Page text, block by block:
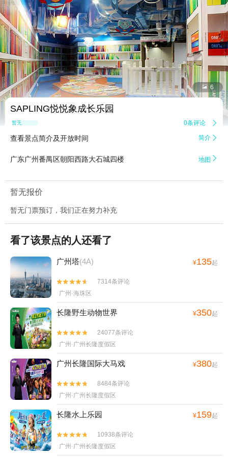
 6
SAPLING悦悦象成长乐园
暂无点评 0条评论 
查看景点简介及开放时间 简介 
广东广州番禺区朝阳西路大石城四楼 地图 
暂无报价
暂无门票预订，我们正在努力补充
看了该景点的人还看了
广州塔(4A) ¥135起


7314条评论
广州·海珠区
长隆野生动物世界 ¥350起


24077条评论
广州·广州长隆度假区
广州长隆国际大马戏 ¥380起


8484条评论
广州·广州长隆度假区
长隆水上乐园 ¥159起


10938条评论
广州·广州长隆度假区
